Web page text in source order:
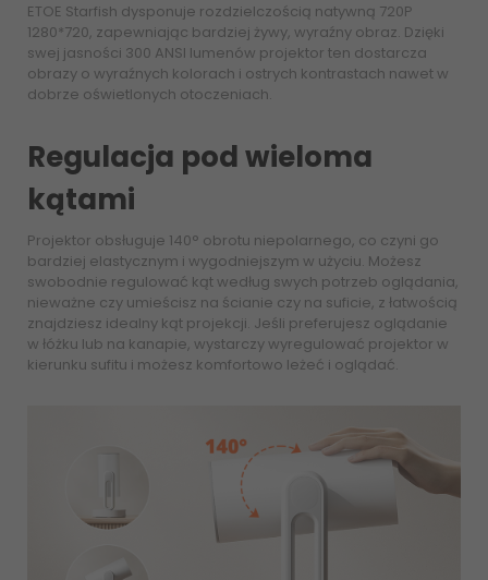
ETOE Starfish dysponuje rozdzielczością natywną 720P
1280*720, zapewniając bardziej żywy, wyraźny obraz. Dzięki
swej jasności 300 ANSI lumenów projektor ten dostarcza
obrazy o wyraźnych kolorach i ostrych kontrastach nawet w
dobrze oświetlonych otoczeniach.
Regulacja pod wieloma
kątami
Projektor obsługuje 140° obrotu niepolarnego, co czyni go
bardziej elastycznym i wygodniejszym w użyciu. Możesz
swobodnie regulować kąt według swych potrzeb oglądania,
nieważne czy umieścisz na ścianie czy na suficie, z łatwością
znajdziesz idealny kąt projekcji. Jeśli preferujesz oglądanie
w łóżku lub na kanapie, wystarczy wyregulować projektor w
kierunku sufitu i możesz komfortowo leżeć i oglądać.